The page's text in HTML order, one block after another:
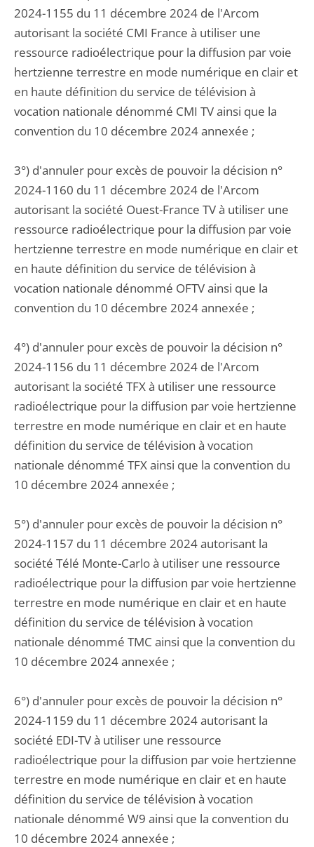
2024-1155 du 11 décembre 2024 de l'Arcom
autorisant la société CMI France à utiliser une
ressource radioélectrique pour la diffusion par voie
hertzienne terrestre en mode numérique en clair et
en haute définition du service de télévision à
vocation nationale dénommé CMI TV ainsi que la
convention du 10 décembre 2024 annexée ;
3°) d'annuler pour excès de pouvoir la décision n°
2024-1160 du 11 décembre 2024 de l'Arcom
autorisant la société Ouest-France TV à utiliser une
ressource radioélectrique pour la diffusion par voie
hertzienne terrestre en mode numérique en clair et
en haute définition du service de télévision à
vocation nationale dénommé OFTV ainsi que la
convention du 10 décembre 2024 annexée ;
4°) d'annuler pour excès de pouvoir la décision n°
2024-1156 du 11 décembre 2024 de l'Arcom
autorisant la société TFX à utiliser une ressource
radioélectrique pour la diffusion par voie hertzienne
terrestre en mode numérique en clair et en haute
définition du service de télévision à vocation
nationale dénommé TFX ainsi que la convention du
10 décembre 2024 annexée ;
5°) d'annuler pour excès de pouvoir la décision n°
2024-1157 du 11 décembre 2024 autorisant la
société Télé Monte-Carlo à utiliser une ressource
radioélectrique pour la diffusion par voie hertzienne
terrestre en mode numérique en clair et en haute
définition du service de télévision à vocation
nationale dénommé TMC ainsi que la convention du
10 décembre 2024 annexée ;
6°) d'annuler pour excès de pouvoir la décision n°
2024-1159 du 11 décembre 2024 autorisant la
société EDI-TV à utiliser une ressource
radioélectrique pour la diffusion par voie hertzienne
terrestre en mode numérique en clair et en haute
définition du service de télévision à vocation
nationale dénommé W9 ainsi que la convention du
10 décembre 2024 annexée ;